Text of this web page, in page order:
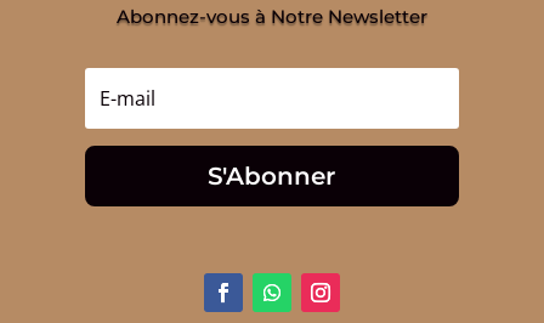
Abonnez-vous à Notre Newsletter
S'Abonner